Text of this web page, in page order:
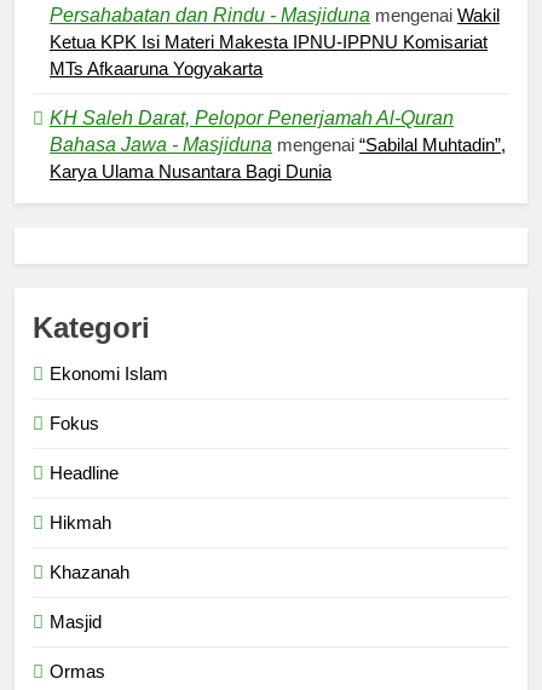
Persahabatan dan Rindu - Masjiduna mengenai Wakil
Ketua KPK Isi Materi Makesta IPNU-IPPNU Komisariat
MTs Afkaaruna Yogyakarta
KH Saleh Darat, Pelopor Penerjamah Al-Quran
Bahasa Jawa - Masjiduna mengenai “Sabilal Muhtadin”,
Karya Ulama Nusantara Bagi Dunia
Kategori
Ekonomi Islam
Fokus
Headline
Hikmah
Khazanah
Masjid
Ormas
5
Tuhan
HIKMAH
7